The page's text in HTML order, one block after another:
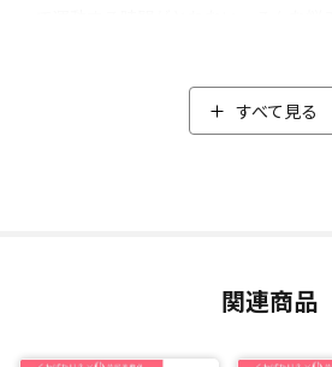
はき続けることでスリムを目指せる」
た「くわばたりえ×芦屋美整体 骨
すべて見る
関連商品